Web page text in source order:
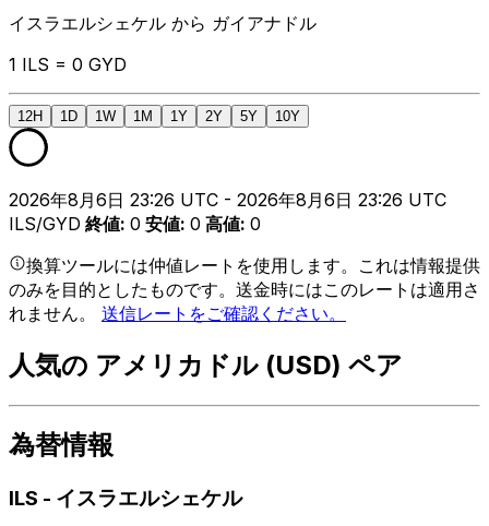
イスラエルシェケル から ガイアナドル
1 ILS = 0 GYD
12H 1D 1W 1M 1Y 2Y 5Y 10Y
2026年8月6日 23:26 UTC - 2026年8月6日 23:26 UTC
ILS/GYD 終値: 0 安値: 0 高値: 0
換算ツールには仲値レートを使用します。これは情報提供
のみを目的としたものです。送金時にはこのレートは適用さ
れません。 送信レートをご確認ください。
人気の アメリカドル (USD) ペア
為替情報
ILS - イスラエルシェケル